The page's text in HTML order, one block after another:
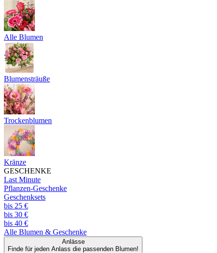
Alle Blumen
Blumensträuße
Trockenblumen
Kränze
GESCHENKE
Last Minute
Pflanzen-Geschenke
Geschenksets
bis 25 €
bis 30 €
bis 40 €
Alle Blumen & Geschenke
Anlässe
Finde für jeden Anlass die passenden Blumen!